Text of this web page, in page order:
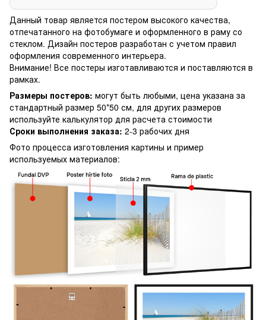
Данный товар является постером высокого качества,
отпечатанного на фотобумаге и оформленного в раму со
стеклом. Дизайн постеров разработан с учетом правил
оформления современного интерьера.
Внимание! Все постеры изготавливаются и поставляются в
рамках.
Размеры постеров: могут быть любыми, цена указана за
стандартный размер 50*50 см, для других размеров
используйте калькулятор для расчета стоимости
Сроки выполнения заказа: 2-3 рабочих дня
Фото процесса изготовления картины и пример
используемых материалов: